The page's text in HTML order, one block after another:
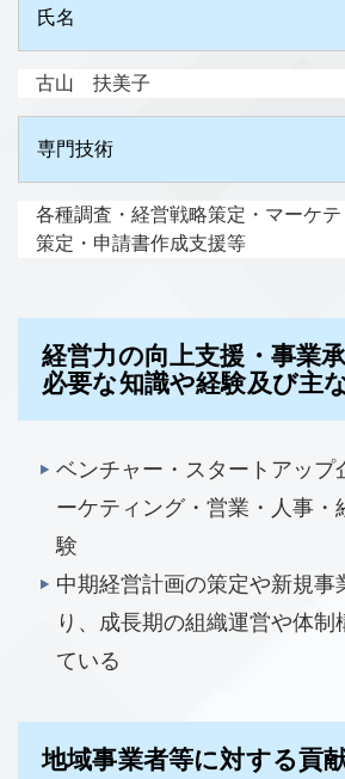
氏名
古山 扶美子
専門技術
各種調査・経営戦略策定・マーケ
策定・申請書作成支援等
経営力の向上支援・事業
必要な知識や経験及び主
ベンチャー・スタートアップ
ーケティング・営業・人事・
験
中期経営計画の策定や新規事
り、成長期の組織運営や体制
ている
地域事業者等に対する貢